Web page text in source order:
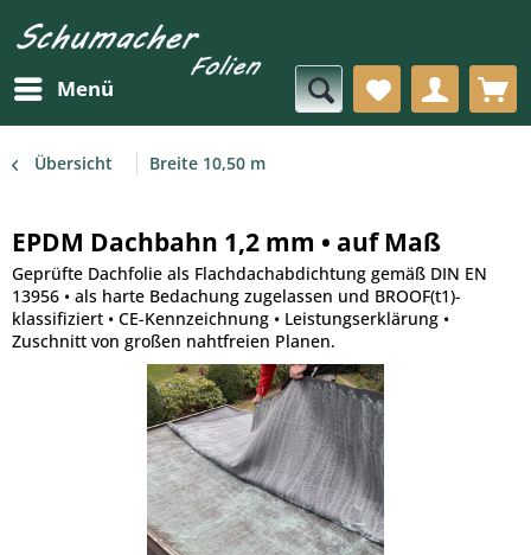
Menü
Übersicht Breite 10,50 m
EPDM Dachbahn 1,2 mm • auf Maß
Geprüfte Dachfolie als Flachdachabdichtung gemäß DIN EN
13956 • als harte Bedachung zugelassen und BROOF(t1)-
klassifiziert • CE-Kennzeichnung • Leistungserklärung •
Zuschnitt von großen nahtfreien Planen.